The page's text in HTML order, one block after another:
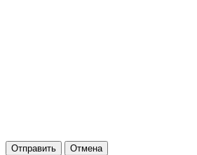
Отправить Отмена